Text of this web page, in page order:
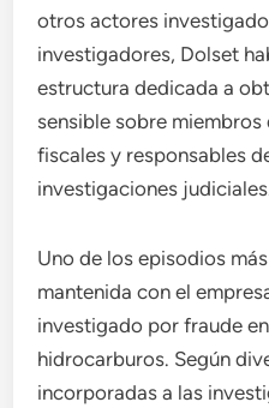
otros actores
investigadores, Dolset
estructura dedicada a
sensible sobre miembros
fiscales y responsables
investigaciones
Uno de los episodios
mantenida con el
investigado por fraude
hidrocarburos. Según
incorporadas a las